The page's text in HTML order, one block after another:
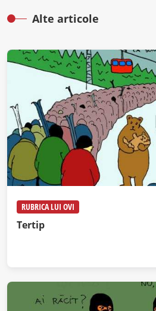
Alte articole
RUBRICA LUI OVI
Tertip